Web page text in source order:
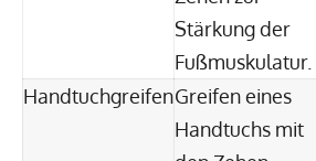
Stärkung der
Fußmuskulatur.
HandtuchgreifenGreifen eines
Handtuchs mit